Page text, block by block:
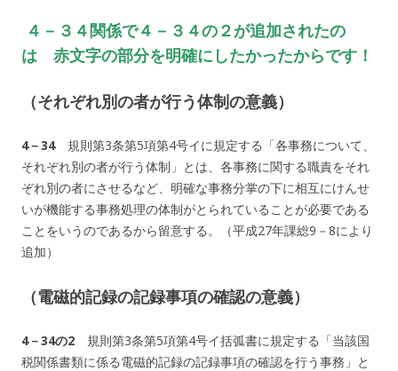
４－３４関係で４－３４の２が追加されたの
は 赤文字の部分を明確にしたかったからです！
（それぞれ別の者が行う体制の意義）
4－34規則第3条第5項第4号イに規定する「各事務について、
それぞれ別の者が行う体制」とは、各事務に関する職責をそれ
ぞれ別の者にさせるなど、明確な事務分掌の下に相互にけんせ
いが機能する事務処理の体制がとられていることが必要である
ことをいうのであるから留意する。（平成27年課総9－8により
追加）
（電磁的記録の記録事項の確認の意義）
4－34の2 規則第3条第5項第4号イ括弧書に規定する「当該国
税関係書類に係る電磁的記録の記録事項の確認を行う事務」と